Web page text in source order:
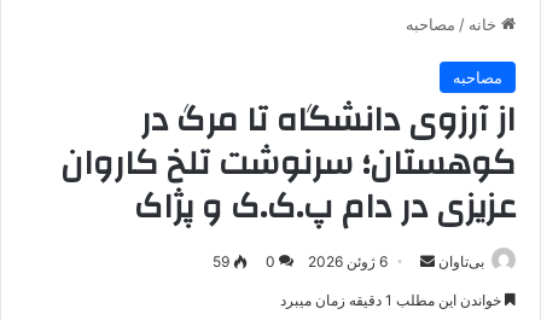
خانه / مصاحبه
مصاحبه
از آرزوی دانشگاه تا مرگ در
کوهستان؛ سرنوشت تلخ کاروان
عزیزی در دام پ.ک.ک و پژاک
بی‌تاوان
ر
6 ژوئن 2026 0
59
خواندن این مطلب 1 دقیقه زمان میبرد